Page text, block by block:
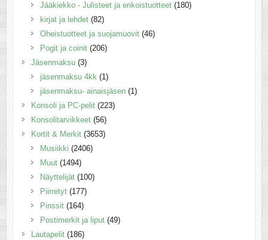
Jääkiekko - Julisteet ja erikoistuotteet (180)
kirjat ja lehdet (82)
Oheistuotteet ja suojamuovit (46)
Pogit ja coinit (206)
Jäsenmaksu (3)
jäsenmaksu 4kk (1)
jäsenmaksu- ainaisjäsen (1)
Konsoli ja PC-pelit (223)
Konsolitarvikkeet (56)
Kortit & Merkit (3653)
Musiikki (2406)
Muut (1494)
Näyttelijät (100)
Piirretyt (177)
Pinssit (164)
Postimerkit ja liput (49)
Lautapelit (186)